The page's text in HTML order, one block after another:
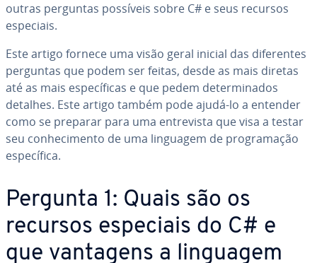
outras perguntas possíveis sobre C# e seus recursos
especiais.
Este artigo fornece uma visão geral inicial das di­fe­ren­tes
perguntas que podem ser feitas, desde as mais diretas
até as mais es­pe­cí­fi­cas e que pedem de­ter­mi­na­dos
detalhes. Este artigo também pode ajudá-lo a entender
como se preparar para uma en­tre­vista que visa a testar
seu co­nhe­ci­mento de uma linguagem de pro­gra­ma­ção
es­pe­cí­fica.
Pergunta 1: Quais são os
recursos especiais do C# e
que vantagens a linguagem